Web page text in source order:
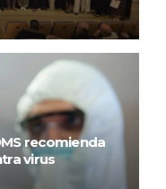
recomienda
virus